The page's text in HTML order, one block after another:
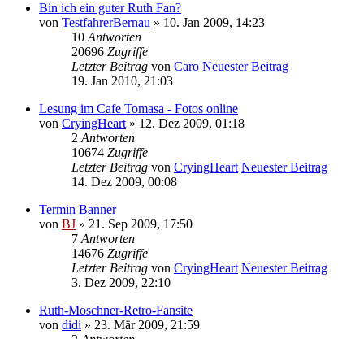
Bin ich ein guter Ruth Fan?
von TestfahrerBernau » 10. Jan 2009, 14:23
10 Antworten
20696 Zugriffe
Letzter Beitrag von Caro Neuester Beitrag
19. Jan 2010, 21:03
Lesung im Cafe Tomasa - Fotos online
von CryingHeart » 12. Dez 2009, 01:18
2 Antworten
10674 Zugriffe
Letzter Beitrag von CryingHeart Neuester Beitrag
14. Dez 2009, 00:08
Termin Banner
von BJ » 21. Sep 2009, 17:50
7 Antworten
14676 Zugriffe
Letzter Beitrag von CryingHeart Neuester Beitrag
3. Dez 2009, 22:10
Ruth-Moschner-Retro-Fansite
von didi » 23. Mär 2009, 21:59